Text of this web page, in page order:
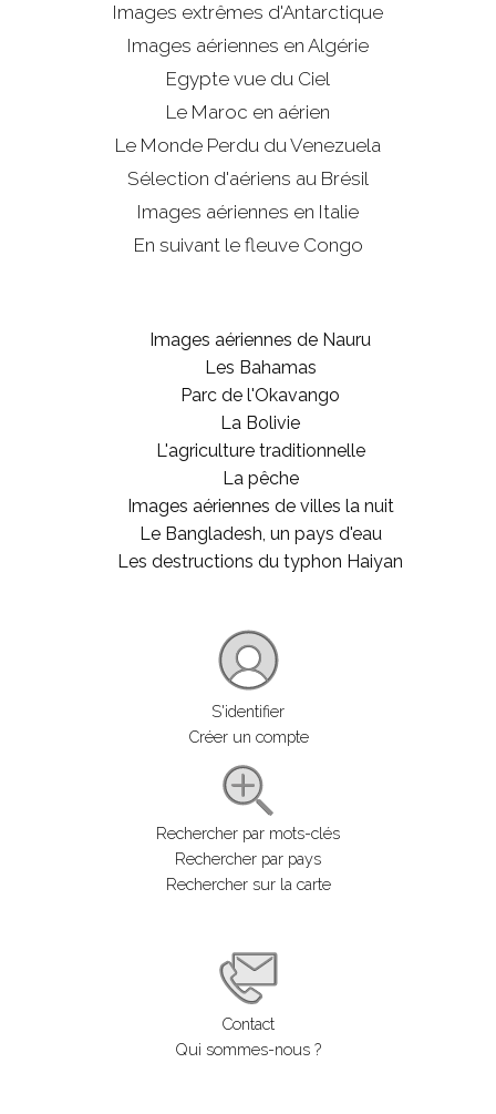
Images extrêmes d'Antarctique
Images aériennes en Algérie
Egypte vue du Ciel
Le Maroc en aérien
Le Monde Perdu du Venezuela
Sélection d'aériens au Brésil
Images aériennes en Italie
En suivant le fleuve Congo
Images aériennes de Nauru
Les Bahamas
Parc de l'Okavango
La Bolivie
L'agriculture traditionnelle
La pêche
Images aériennes de villes la nuit
Le Bangladesh, un pays d'eau
Les destructions du typhon Haiyan
S'identifier
Créer un compte
Rechercher par mots-clés
Rechercher par pays
Rechercher sur la carte
Contact
Qui sommes-nous ?